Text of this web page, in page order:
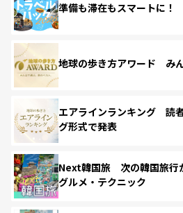
準備も滞在もスマートに
地球の歩き方アワード み
エアラインランキング 読
グ形式で発表
Next韓国旅 次の韓国旅行
グルメ・テクニック